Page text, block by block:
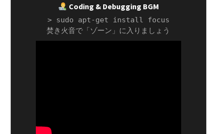
Coding & Debugging BGM
> sudo apt-get install focus
焚き火音で「ゾーン」に入りましょう